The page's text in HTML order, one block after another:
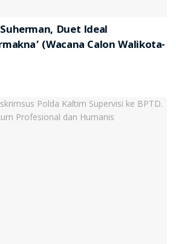
Duet Ideal
(Wacana Calon Walikota-